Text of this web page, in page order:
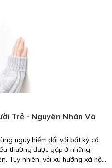
bị loại bỏ khỏi xã hội ngày nay.
Kaitashi sẽ đưa ra 5 bài tập
biết để phòng tránh căn
Trẻ - Nguyên Nhân Và
nguy hiểm đối với bất kỳ cá
thường được gặp ở những
Tuy nhiên, với xu hướng xã hội